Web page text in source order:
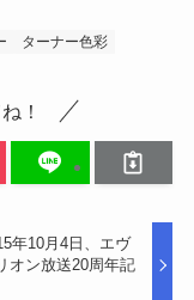
ターナー色彩
！
年10月4日、エヴ
オン放送20周年記